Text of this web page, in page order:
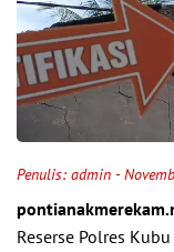
Penulis: admin -
Reserse Polres